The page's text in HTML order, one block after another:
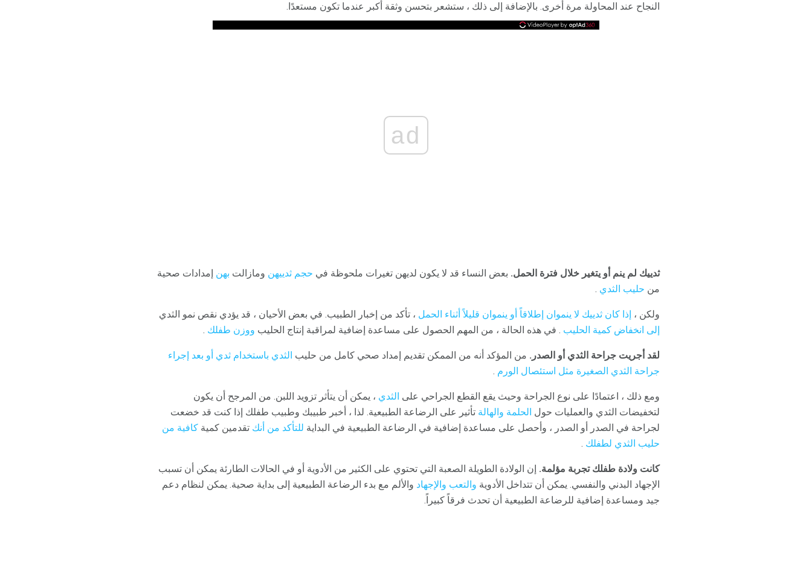
النجاح عند المحاولة مرة أخرى. بالإضافة إلى ذلك ، ستشعر بتحسن وثقة أكبر عندما تكون مستعدًا.
ad
ثدييك لم ينم أو يتغير خلال فترة الحمل. بعض النساء قد لا يكون لديهن تغيرات ملحوظة في حجم ثدييهن ومازالت بهن إمدادات صحية
من حليب الثدي .
ولكن ، إذا كان ثدييك لا ينموان إطلاقاً أو ينموان قليلاً أثناء الحمل ، تأكد من إخبار الطبيب. في بعض الأحيان ، قد يؤدي نقص نمو الثدي
إلى انخفاض كمية الحليب . في هذه الحالة ، من المهم الحصول على مساعدة إضافية لمراقبة إنتاج الحليب ووزن طفلك .
لقد أجريت جراحة الثدي أو الصدر. من المؤكد أنه من الممكن تقديم إمداد صحي كامل من حليب الثدي باستخدام ثدي أو بعد إجراء
جراحة الثدي الصغيرة مثل استئصال الورم .
ومع ذلك ، اعتمادًا على نوع الجراحة وحيث يقع القطع الجراحي على الثدي ، يمكن أن يتأثر تزويد اللبن. من المرجح أن يكون
لتخفيضات الثدي والعمليات حول الحلمة والهالة تأثير على الرضاعة الطبيعية. لذا ، أخبر طبيبك وطبيب طفلك إذا كنت قد خضعت
لجراحة في الصدر أو الصدر ، وأحصل على مساعدة إضافية في الرضاعة الطبيعية في البداية للتأكد من أنك تقدمين كمية كافية من
حليب الثدي لطفلك .
كانت ولادة طفلك تجربة مؤلمة. إن الولادة الطويلة الصعبة التي تحتوي على الكثير من الأدوية أو في الحالات الطارئة يمكن أن تسبب
الإجهاد البدني والنفسي. يمكن أن تتداخل الأدوية والتعب والإجهاد والألم مع بدء الرضاعة الطبيعية إلى بداية صحية. يمكن لنظام دعم
جيد ومساعدة إضافية للرضاعة الطبيعية أن تحدث فرقاً كبيراً.